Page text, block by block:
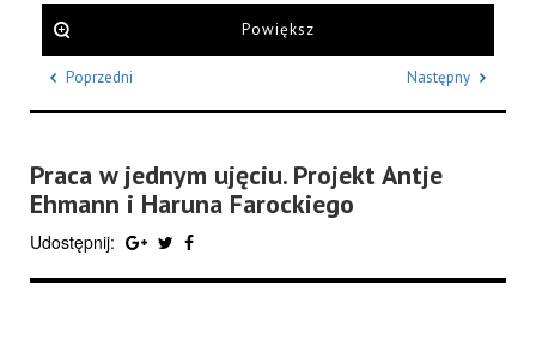
Powiększ
Poprzedni Następny
Praca w jednym ujęciu. Projekt Antje
Ehmann i Haruna Farockiego
Udostępnij: